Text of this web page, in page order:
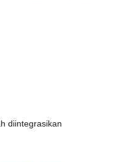
diintegrasikan